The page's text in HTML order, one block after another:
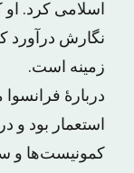
اسلامی کرد. او
نگارش درآورد
زمینه است.
دربارهٔ فرانسوا
کمونیست‌ها و